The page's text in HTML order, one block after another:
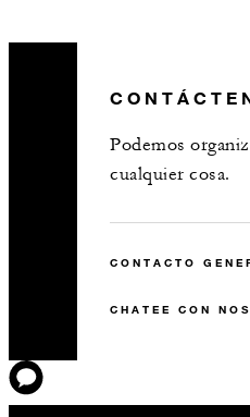
Podemos
cualquier cosa.
CONTACTO
CHATEE CON